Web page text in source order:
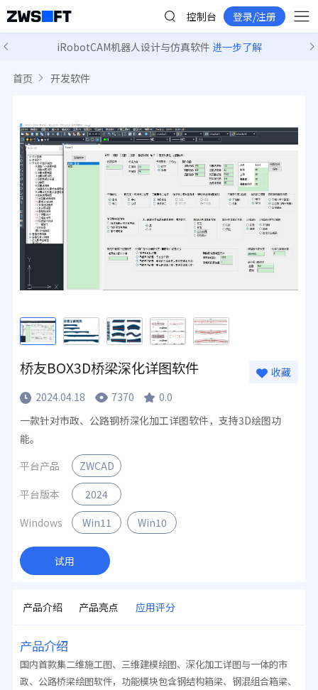
控制台 登录/注册
iRobotCAM机器人设计与仿真软件 进一步了解
首页 开发软件
桥友BOX3D桥梁深化详图软件
收藏
2024.04.18
7370
0.0
一款针对市政、公路钢桥深化加工详图软件，支持3D绘图功
能。
平台产品
ZWCAD
平台版本
2024
Windows
Win11 Win10
试用
产品介绍 产品亮点 应用评分
产品介绍
国内首款集二维施工图、三维建模绘图、深化加工详图与一体的市
政、公路桥梁绘图软件，功能模块包含钢结构箱梁、钢混组合箱梁、